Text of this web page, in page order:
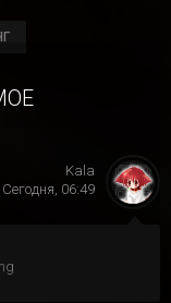
Kala
Сегодня, 06:49